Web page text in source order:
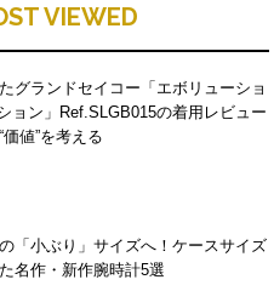
VIEWED
グランドセイコー「エボリューショ
ョン」Ref.SLGB015の着用レビュー
値”を考える
「小ぶり」サイズへ！ケースサイズ
名作・新作腕時計5選